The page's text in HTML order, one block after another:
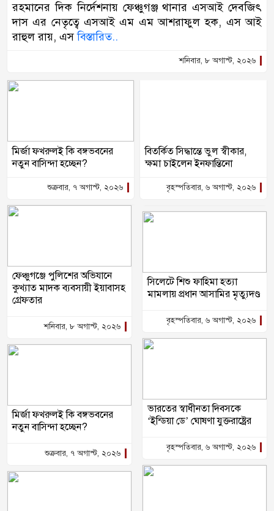
রহমানের দিক নির্দেশনায় ফেঞ্চুগঞ্জ থানার এসআই দেবজিৎ
দাস এর নেতৃত্বে এসআই এম এম আশরাফুল হক, এস আই
রাহুল রায়, এসবিস্তারিত..
শনিবার, ৮ অগাস্ট, ২০২৬
মির্জা ফখরুলই কি বঙ্গভবনের
নতুন বাসিন্দা হচ্ছেন?
শুক্রবার, ৭ অগাস্ট, ২০২৬
বিতর্কিত সিদ্ধান্তে ভুল স্বীকার,
ক্ষমা চাইলেন ইনফান্তিনো
বৃহস্পতিবার, ৬ অগাস্ট, ২০২৬
ফেঞ্চুগঞ্জে পুলিশের অভিযানে
কুখ্যাত মাদক ব্যবসায়ী ইয়াবাসহ
গ্রেফতার
শনিবার, ৮ অগাস্ট, ২০২৬
মির্জা ফখরুলই কি বঙ্গভবনের
নতুন বাসিন্দা হচ্ছেন?
শুক্রবার, ৭ অগাস্ট, ২০২৬
সিলেটে শিশু ফাহিমা হত্যা
মামলায় প্রধান আসামির মৃত্যুদণ্ড
বৃহস্পতিবার, ৬ অগাস্ট, ২০২৬
ভারতের স্বাধীনতা দিবসকে
‘ইন্ডিয়া ডে’ ঘোষণা যুক্তরাষ্ট্রের
বৃহস্পতিবার, ৬ অগাস্ট, ২০২৬